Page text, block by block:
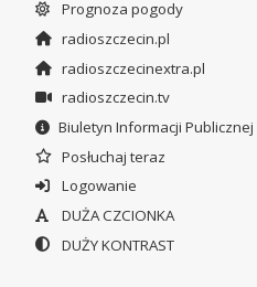
Prognoza pogody
radioszczecin.pl
radioszczecinextra.pl
radioszczecin.tv
Biuletyn Informacji Publicznej
Posłuchaj teraz
Logowanie
DUŻA CZCIONKA
DUŻY KONTRAST